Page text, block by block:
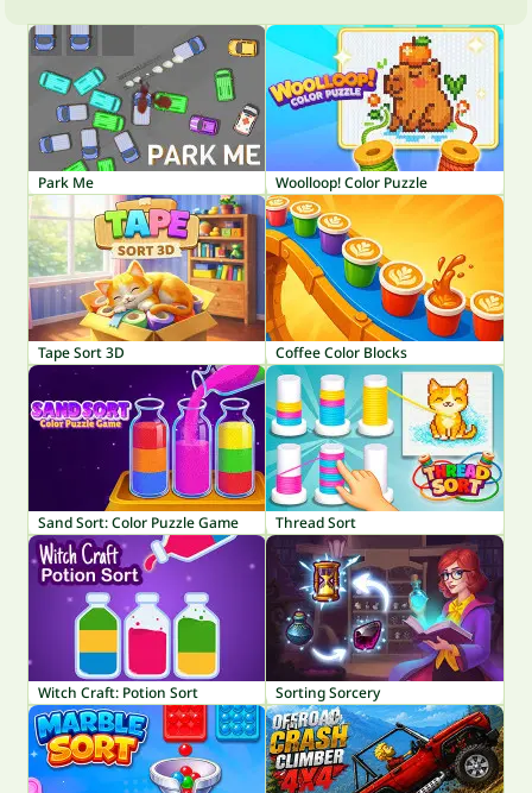
Park Me Woolloop! Color Puzzle
Tape Sort 3D Coffee Color Blocks
Sand Sort: Color Puzzle Game Thread Sort
Witch Craft: Potion Sort Sorting Sorcery